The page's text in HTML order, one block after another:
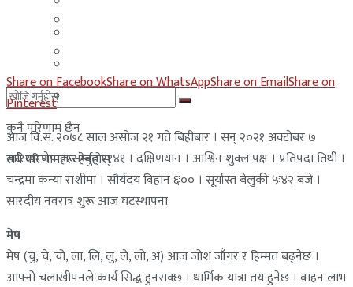
कुनै परिणाम छैन
सबै परिणामहरू हेर्नुहोस्
Share on FacebookShare on WhatsAppShare on EmailShare on
Pinterest
आज वि.स. २०७८ साल असाेज २१ गते बिहीबार । सन् २०२१ अक्टाेबर ७
तारिख। नेपाल संम्बत् ११४१ । दक्षिणयान । आश्विन शुक्ल पक्ष । प्रतिपदा तिथी ।
चन्द्रमा कन्या राशीमा । सौर्यदय विहान ६ः०० । सूर्यास्त बेलुकी ५ः४२ बजे ।
सारदीय नवरात्र शुरू आज घटस्थापना
मेष
मेष (चु, चे, चो, ला, लि, लु, ले, लो, अ) आज जोश जाँगर र हिम्मत बढ्नेछ ।
आफ्नो चलाखीपनले कार्य सिद्ध हुनसक्छ । धार्मिक यात्रा तय हुनेछ । वाहन लाभ